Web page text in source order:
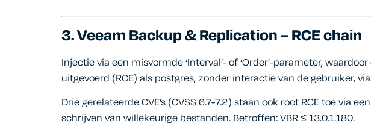
3. Veeam Backup & Replication – RCE chain
Injectie via een misvormde ‘Interval’- of ‘Order’-parameter,
uitgevoerd (RCE) als postgres, zonder interactie van de gebruiker,
Drie gerelateerde CVE’s (CVSS 6.7-7.2) staan ook root RCE toe via
schrijven van willekeurige bestanden. Betroffen: VBR ≤ 13.0.1.180.